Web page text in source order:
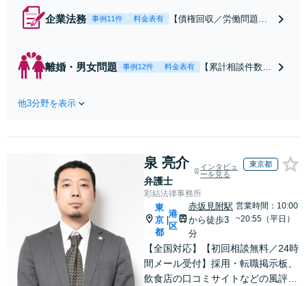
企業法務 事例11件 料金表有
【債権回収／労働問題／
のトラブル・会社内のト
ラブルなど、事後の解決
対応OK】
離婚・男女問題 事例12件 料金表有
【累計相談件数20
ダーメイドの解決
様の話を丁寧にう
かがい、どんな不
安があるのか、何
を解決したいのか
を正確に読み取り
住以外の方も対
応】
他3分野を表示
泉 亮介
弁護士
インタビュ
ーを見る
東京都
彩結法律事務所
東
京
都
港
区
赤坂見附駅
から徒歩3
分
営業時間：10:00
~20:55（平日）
【全国対応】【初回相談無料／24時
間メール受付】採用・転職掲示板、
飲食店の口コミサイトなどの風評被